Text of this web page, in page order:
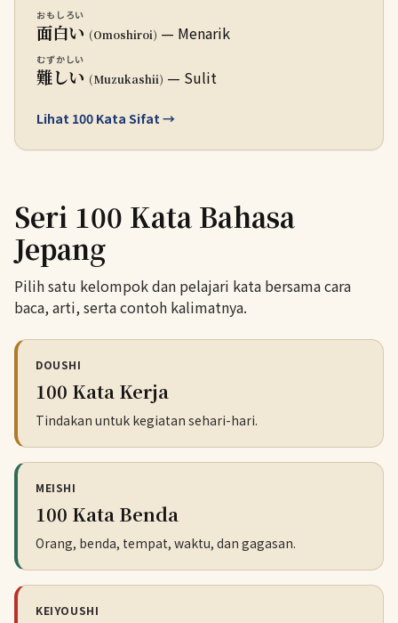
面白い
おもしろい
(Omoshiroi) — Menarik
難しい
むずかしい
(Muzukashii) — Sulit
Lihat 100 Kata Sifat →
Seri 100 Kata Bahasa
Jepang
Pilih satu kelompok dan pelajari kata bersama cara
baca, arti, serta contoh kalimatnya.
DOUSHI
100 Kata Kerja
Tindakan untuk kegiatan sehari-hari.
MEISHI
100 Kata Benda
Orang, benda, tempat, waktu, dan gagasan.
KEIYOUSHI